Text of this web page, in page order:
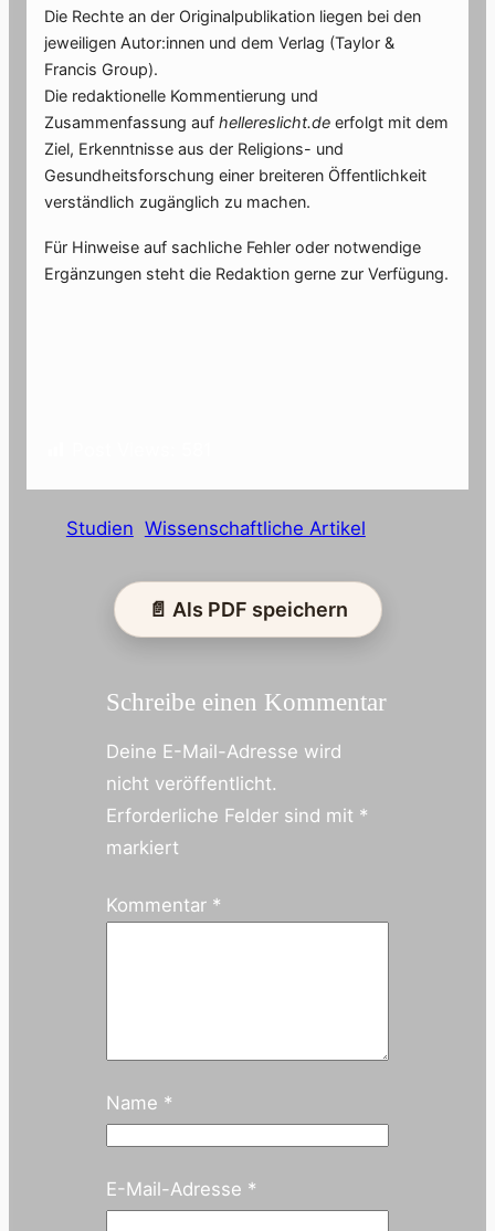
Die Rechte an der Originalpublikation liegen bei den
jeweiligen Autor:innen und dem Verlag (Taylor &
Francis Group).
Die redaktionelle Kommentierung und
Zusammenfassung auf hellereslicht.de erfolgt mit dem
Ziel, Erkenntnisse aus der Religions- und
Gesundheitsforschung einer breiteren Öffentlichkeit
verständlich zugänglich zu machen.
Für Hinweise auf sachliche Fehler oder notwendige
Ergänzungen steht die Redaktion gerne zur Verfügung.
Studien Wissenschaftliche Artikel
📄 Als PDF speichern
Schreibe einen Kommentar
Deine E-Mail-Adresse wird
nicht veröffentlicht.
Erforderliche Felder sind mit *
markiert
Kommentar *
Name *
E-Mail-Adresse *